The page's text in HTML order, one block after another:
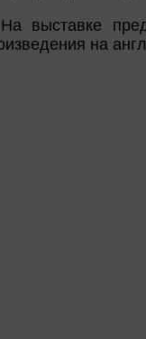
На выставке
на